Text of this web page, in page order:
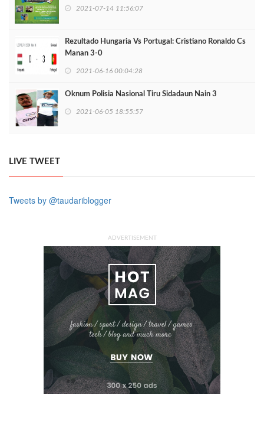
2021-07-14 11:56:07
Rezultado Hungaria Vs Portugal: Cristiano Ronaldo Cs
Manan 3-0
2021-06-16 00:04:28
Oknum Polisia Nasional Tiru Sidadaun Nain 3
2021-06-05 18:55:57
LIVE TWEET
Tweets by @taudariblogger
ADVERTISEMENT